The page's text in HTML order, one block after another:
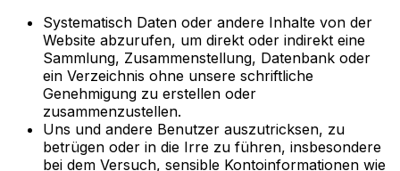
Systematisch Daten oder andere Inhalte von der
Website abzurufen, um direkt oder indirekt eine
Sammlung, Zusammenstellung, Datenbank oder
ein Verzeichnis ohne unsere schriftliche
Genehmigung zu erstellen oder
zusammenzustellen.
Uns und andere Benutzer auszutricksen, zu
betrügen oder in die Irre zu führen, insbesondere
bei dem Versuch, sensible Kontoinformationen wie